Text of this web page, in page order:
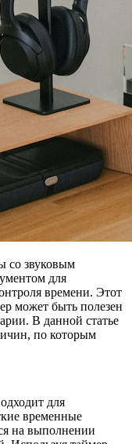
со звуковым
для
времени. Этот
может быть полезен
В данной статье
по которым
для
временные
на выполнении